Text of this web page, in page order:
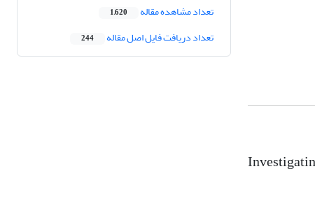
تعداد مشاهده مقاله 1,620
تعداد دریافت فایل اصل مقاله 244